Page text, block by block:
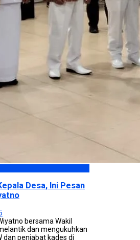
Desa, Ini Pesan
bersama Wakil
dan mengukuhkan
dan penjabat kades di